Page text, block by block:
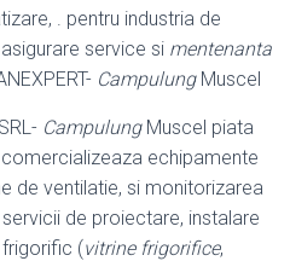
. pentru industria de
service si mentenanta
CampulungMuscel
CampulungMuscel piata
echipamente
de ventilatie, si monitorizarea
de proiectare, instalare
frigorific (vitrine frigorifice,